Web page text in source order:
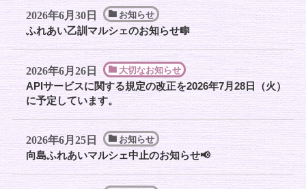
2026年6月30日 お知らせ
ふれあい乙訓マルシェのお知らせ🎼
2026年6月26日 大切なお知らせ
APIサービスに関する規定の改正を2026年7月28日（火）
に予定しています。
2026年6月25日 お知らせ
向島ふれあいマルシェ中止のお知らせ📢